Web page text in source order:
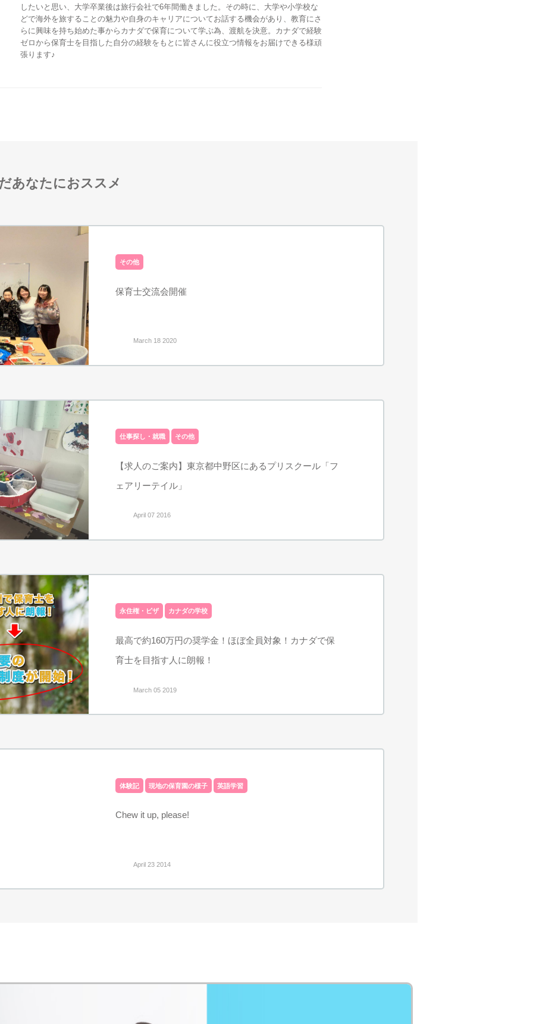
したいと思い、大学卒業後は旅行会社で6年間働きました。その時に、大学や小学校な
どで海外を旅することの魅力や自身のキャリアについてお話する機会があり、教育にさ
らに興味を持ち始めた事からカナダで保育について学ぶ為、渡航を決意。カナダで経験
ゼロから保育士を目指した自分の経験をもとに皆さんに役立つ情報をお届けできる様頑
張ります♪
あなたにおススメ
その他
保育士交流会開催
March 18 2020
仕事探し・就職 その他
【求人のご案内】東京都中野区にあるプリスクール「フ
ェアリーテイル」
April 07 2016
永住権・ビザ カナダの学校
最高で約160万円の奨学金！ほぼ全員対象！カナダで保
育士を目指す人に朗報！
March 05 2019
体験記 現地の保育園の様子 英語学習
Chew it up, please!
April 23 2014